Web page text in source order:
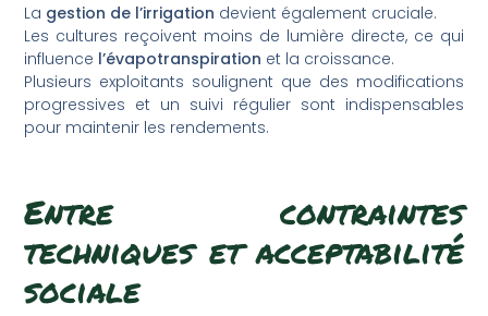
La gestion de l’irrigation devient également cruciale.
Les cultures reçoivent moins de lumière directe, ce qui
influence l’évapotranspiration et la croissance.
Plusieurs exploitants soulignent que des modifications
progressives et un suivi régulier sont indispensables
pour maintenir les rendements.
Entre contraintes
techniques et acceptabilité
sociale